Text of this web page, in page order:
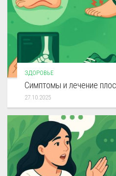
ЗДОРОВЬЕ
Симптомы и лечение
27.10.2025